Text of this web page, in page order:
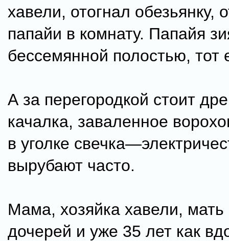
хавели, отогнал обезьянку,
папайи в комнату. Папайя
бессемянной полостью, тот
А за перегородкой стоит
качалка, заваленное
в уголке
вырубают часто.
Мама, хозяйка хавели, мать
дочерей и уже 35 лет как